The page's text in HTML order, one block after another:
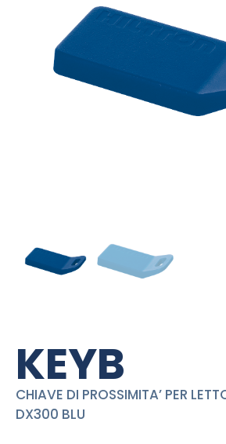
KEYB
CHIAVE DI PROSSIMITA’ PER
DX300 BLU